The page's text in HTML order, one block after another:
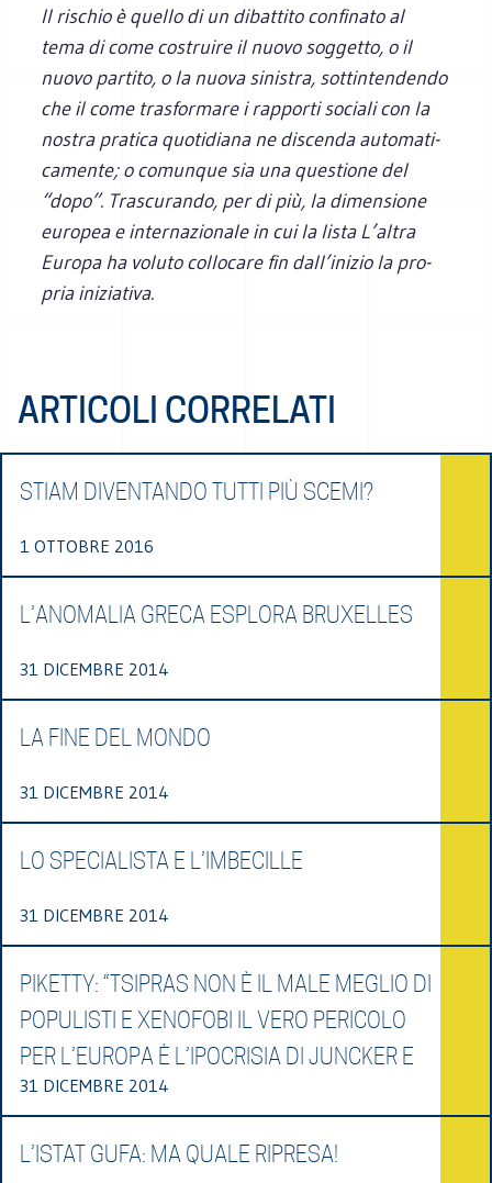
Il rischio è quello di un dibat­tito con­fi­nato al
tema di come costruire il nuovo sog­getto, o il
nuovo par­tito, o la nuova sini­stra, sot­tin­ten­dendo
che il come tra­sfor­mare i rap­porti sociali con la
nostra pra­tica quo­ti­diana ne discenda auto­ma­ti­
ca­mente; o comun­que sia una que­stione del
“dopo”. Tra­scu­rando, per di più, la dimen­sione
euro­pea e inter­na­zio­nale in cui la lista L’altra
Europa ha voluto col­lo­care fin dall’inizio la pro­
pria iniziativa.
ARTICOLI CORRELATI
STIAM DIVENTANDO TUTTI PIÙ SCEMI?
1 OTTOBRE 2016
L’ANOMALIA GRECA ESPLORA BRUXELLES
31 DICEMBRE 2014
LA FINE DEL MONDO
31 DICEMBRE 2014
LO SPECIALISTA E L’IMBECILLE
31 DICEMBRE 2014
PIKETTY: “TSIPRAS NON È IL MALE MEGLIO DI
POPULISTI E XENOFOBI IL VERO PERICOLO
PER L’EUROPA È L’IPOCRISIA DI JUNCKER E
31 DICEMBRE 2014
L’ISTAT GUFA: MA QUALE RIPRESA!